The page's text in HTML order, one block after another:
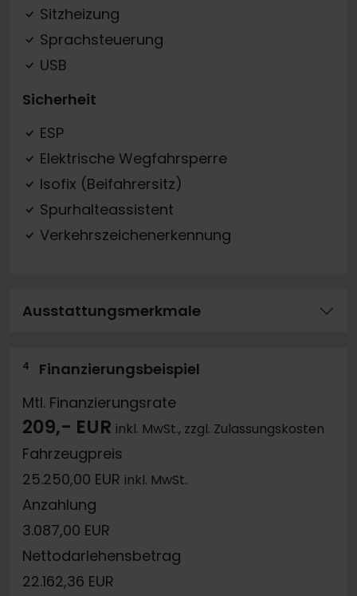
Sitzheizung
Sprachsteuerung
USB
Sicherheit
ESP
Elektrische Wegfahrsperre
Isofix (Beifahrersitz)
Spurhalteassistent
Verkehrszeichenerkennung
Ausstattungsmerkmale
4
Finanzierungsbeispiel
Mtl. Finanzierungsrate
209,- EUR inkl. MwSt., zzgl. Zulassungskosten
Fahrzeugpreis
25.250,00 EUR inkl. MwSt.
Anzahlung
3.087,00 EUR
Nettodarlehensbetrag
22.162,36 EUR